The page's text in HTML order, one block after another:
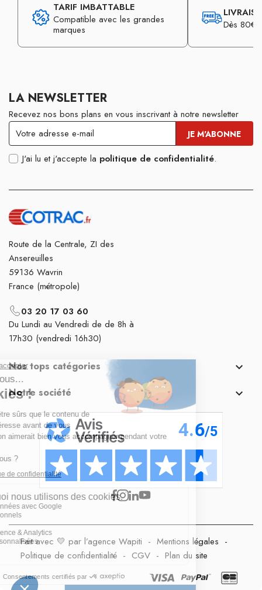
TARIF IMBATTABLE
Compatible avec les grandes
marques
Dès 80€
LA NEWSLETTER
Recevez nos bons plans en vous inscrivant à notre newsletter
J'ai lu et j'accepte la politique de confidentialité.
Route de la Centrale, ZI des
Ansereuilles
59136 Wavrin
France (métropole)
03 20 17 03 60
Du Lundi au Vendredi de de 8h à
17h30 (vendredi 16h30)
Nos tops catégories 
Notre société 
Fait avec 💛 par l’agence Wapiti - Mentions légales -
Politique de confidentialité - CGV - Plan du site